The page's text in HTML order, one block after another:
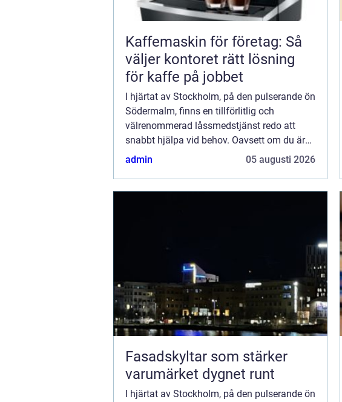
Kaffemaskin för företag: Så
väljer kontoret rätt lösning
för kaffe på jobbet
I hjärtat av Stockholm, på den pulserande ön
Södermalm, finns en tillförlitlig och
välrenommerad låssmedstjänst redo att
snabbt hjälpa vid behov. Oavsett om du är
låst ute, behöver byta e...
admin 05 augusti 2026
Fasadskyltar som stärker
varumärket dygnet runt
I hjärtat av Stockholm, på den pulserande ön